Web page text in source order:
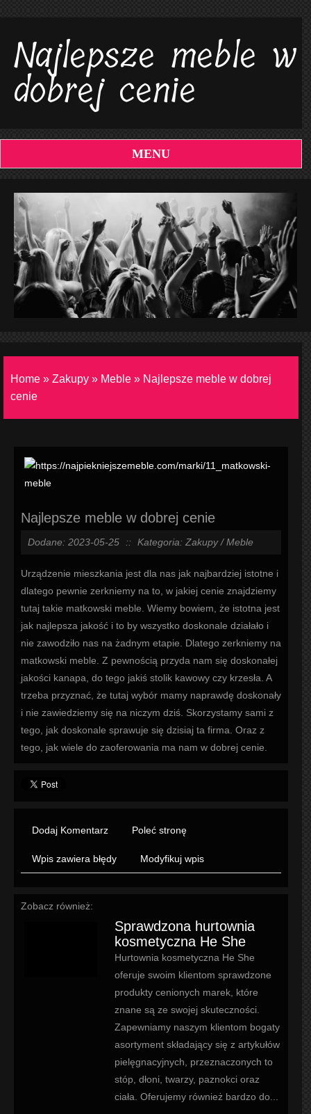
Najlepsze meble w
dobrej cenie
MENU
Home » Zakupy » Meble » Najlepsze meble w dobrej
cenie
Najlepsze meble w dobrej cenie
Dodane: 2023-05-25 :: Kategoria: Zakupy / Meble
Urządzenie mieszkania jest dla nas jak najbardziej istotne i
dlatego pewnie zerkniemy na to, w jakiej cenie znajdziemy
tutaj takie matkowski meble. Wiemy bowiem, że istotna jest
jak najlepsza jakość i to by wszystko doskonale działało i
nie zawodziło nas na żadnym etapie. Dlatego zerkniemy na
matkowski meble. Z pewnością przyda nam się doskonałej
jakości kanapa, do tego jakiś stolik kawowy czy krzesła. A
trzeba przyznać, że tutaj wybór mamy naprawdę doskonały
i nie zawiedziemy się na niczym dziś. Skorzystamy sami z
tego, jak doskonale sprawuje się dzisiaj ta firma. Oraz z
tego, jak wiele do zaoferowania ma nam w dobrej cenie.
Dodaj Komentarz Poleć stronę
Wpis zawiera błędy Modyfikuj wpis
Zobacz również:
Sprawdzona hurtownia
kosmetyczna He She
Hurtownia kosmetyczna He She
oferuje swoim klientom sprawdzone
produkty cenionych marek, które
znane są ze swojej skuteczności.
Zapewniamy naszym klientom bogaty
asortyment składający się z artykułów
pielęgnacyjnych, przeznaczonych to
stóp, dłoni, twarzy, paznokci oraz
ciała. Oferujemy również bardzo do...